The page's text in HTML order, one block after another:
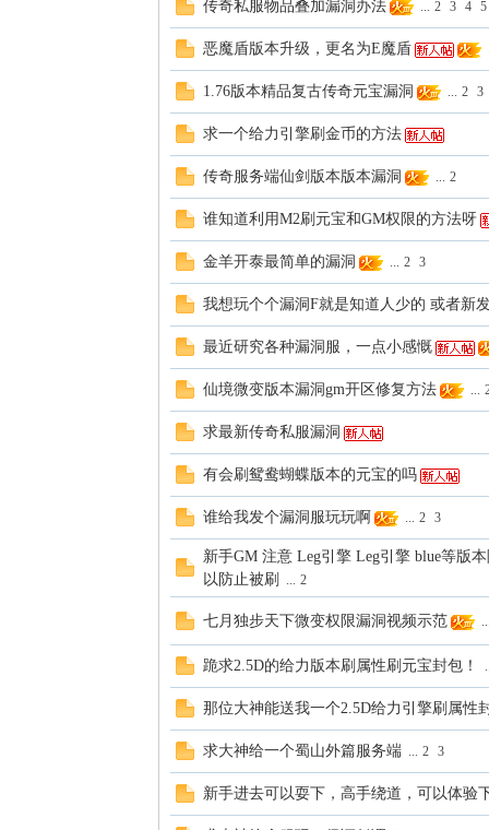
传奇私服物品叠加漏洞办法 ... 2 3 4 5
恶魔盾版本升级，更名为E魔盾
1.76版本精品复古传奇元宝漏洞 ... 2 3
求一个给力引擎刷金币的方法
传奇服务端仙剑版本版本漏洞 ... 2
谁知道利用M2刷元宝和GM权限的方法呀
金羊开泰最简单的漏洞 ... 2 3
我想玩个个漏洞F就是知道人少的 或者新
最近研究各种漏洞服，一点小感慨
仙境微变版本漏洞gm开区修复方法 ...
求最新传奇私服漏洞
有会刷鸳鸯蝴蝶版本的元宝的吗
谁给我发个漏洞服玩玩啊 ... 2 3
新手GM 注意 Leg引擎 Leg引擎 blue等版
以防止被刷
... 2
七月独步天下微变权限漏洞视频示范
跪求2.5D的给力版本刷属性刷元宝封包！
那位大神能送我一个2.5D给力引擎刷属性
求大神给一个蜀山外篇服务端 ... 2 3
新手进去可以耍下，高手绕道，可以体验